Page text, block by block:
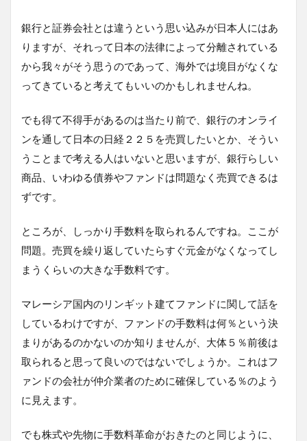
銀行と証券会社とは違うという思い込みが日本人にはあ
りますが、それって日本の法律によって分離されている
から我々がそう思うのであって、海外では境目がなくな
ってきていると考えてもいいのかもしれませんね。
でも得て不得手があるのは当たり前で、銀行のオンライ
ンを通して日本の日経２２５を売買したいとか、そうい
うことまで考える人はいないと思いますが、銀行らしい
商品、いわゆる債券やファンドは問題なく売買できるは
ずです。
ところが、しっかり手数料を取られるんですね。ここが
問題。売買を繰り返していたらすぐ元金がなくなってし
まうくらいの大きな手数料です。
マレーシア国内のリンギット建てファンドに関して話を
しているわけですが、ファンドの手数料は何％という決
まりがあるのかないのか知りませんが、大体５％前後は
取られると思って良いのではないでしょうか。これはフ
ァンドの会社が仲介業者のために確保している％のよう
に見えます。
でも株式や先物に手数料革命がおきたのと同じように、